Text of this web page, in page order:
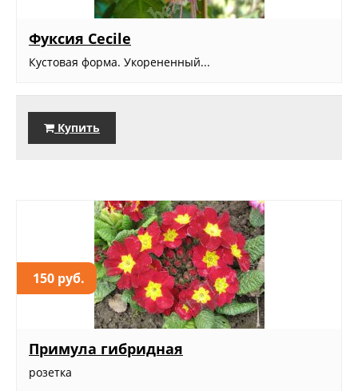
Фуксия Cecile
Кустовая форма. Укорененный...
Купить
150 руб.
Примула гибридная
розетка